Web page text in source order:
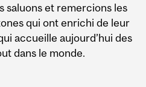
saluons et remercions les
qui ont enrichi de leur
accueille aujourd’hui des
dans le monde.